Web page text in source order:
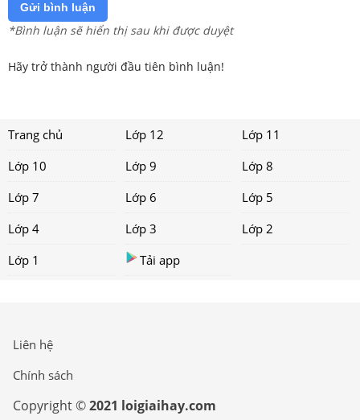
Gửi bình luận
*Bình luận sẽ hiển thị sau khi được duyệt
Hãy trở thành người đầu tiên bình luận!
Trang chủ Lớp 12
Lớp 11
Lớp 10
Lớp 9
Lớp 8
Lớp 7
Lớp 6
Lớp 5
Lớp 4
Lớp 3
Lớp 2
Lớp 1
Tải app
Liên hệ
Chính sách
Copyright ©2021 loigiaihay.com